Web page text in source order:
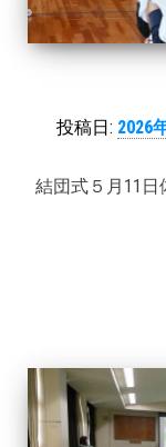
投稿日: 2026
結団式５月11